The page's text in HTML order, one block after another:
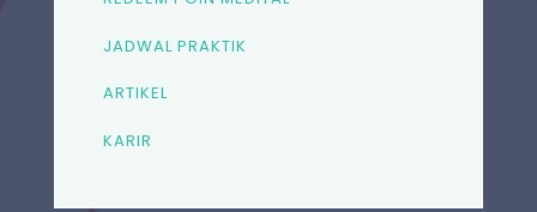
JADWAL PRAKTIK
ARTIKEL
KARIR